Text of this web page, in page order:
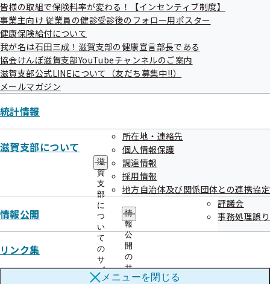
皆様の取組で保険料率が変わる！【インセンティブ制度】
事業主向け 従業員の健診受診後のフォロー用ポスター
健康保険給付について
我が名は石田三成！滋賀支部の健康宣言部長である
協会けんぽ滋賀支部YouTubeチャンネルのご案内
滋賀支部公式LINEについて（友だち募集中!!）
メールマガジン
統計情報
滋賀支部について
滋
賀
支
部
に
つ
い
て
の
サ
ブ
メ
所在地・連絡先
個人情報保護
調達情報
採用情報
地方自治体及び関係団体との連携協定
情報公開
情
報
公
開
の
サ
ブ
評議会
事務処理誤り
リンク集
メニューを閉じる
令和05年08月
02日
令和5年度電話による 「生活習慣病予防健
診の受診勧奨」および「定期健康診断結
果データの提出勧奨」等にかかる業務委
託
令和05年06月
特定健診未受診者に対する令和５年度無
料健診追加受診勧奨にかかる 案内ハガキ
25日
NEWS」の印刷及び封入・封緘業務委託
公告日
28日
健康測定機器の申込書・アンケートの作
令和06年03月
健康情報冊子等の送付に係る印刷及び封